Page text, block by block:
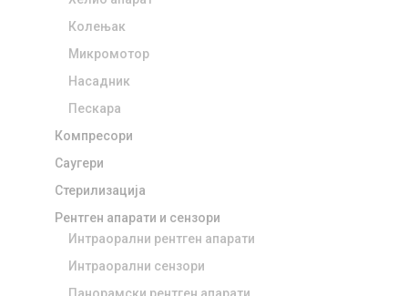
Колењак
Микромотор
Насадник
Пескара
Компресори
Саугери
Стерилизација
Рентген апарати и сензори
Интраорални рентген апарати
Интраорални сензори
Панорамски рентген апарати